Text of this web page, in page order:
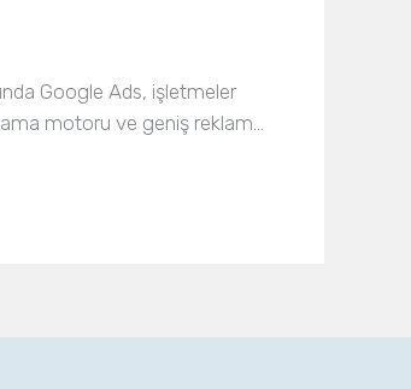
Google Ads, işletmeler
motoru ve geniş reklam…